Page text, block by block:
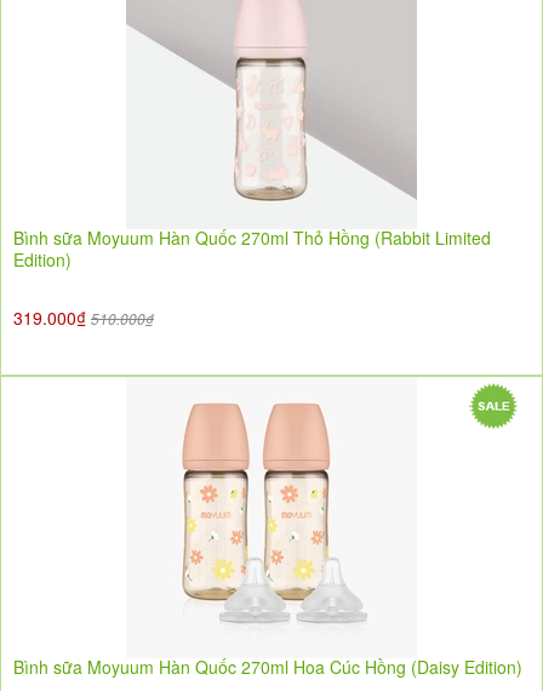
Bình sữa Moyuum Hàn Quốc 270ml Thỏ Hồng (Rabbit Limited
Edition)
319.000₫ 510.000₫
Bình sữa Moyuum Hàn Quốc 270ml Hoa Cúc Hồng (Daisy Edition)